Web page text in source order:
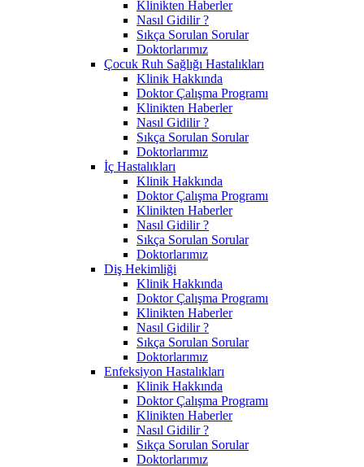
Klinikten Haberler
Nasıl Gidilir ?
Sıkça Sorulan Sorular
Doktorlarımız
Çocuk Ruh Sağlığı Hastalıkları
Klinik Hakkında
Doktor Çalışma Programı
Klinikten Haberler
Nasıl Gidilir ?
Sıkça Sorulan Sorular
Doktorlarımız
İç Hastalıkları
Klinik Hakkında
Doktor Çalışma Programı
Klinikten Haberler
Nasıl Gidilir ?
Sıkça Sorulan Sorular
Doktorlarımız
Diş Hekimliği
Klinik Hakkında
Doktor Çalışma Programı
Klinikten Haberler
Nasıl Gidilir ?
Sıkça Sorulan Sorular
Doktorlarımız
Enfeksiyon Hastalıkları
Klinik Hakkında
Doktor Çalışma Programı
Klinikten Haberler
Nasıl Gidilir ?
Sıkça Sorulan Sorular
Doktorlarımız